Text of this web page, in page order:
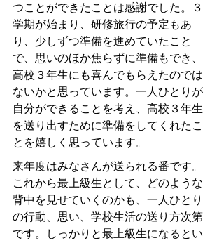
つことができたことは感謝でした。３
学期が始まり、研修旅行の予定もあ
り、少しずつ準備を進めていたこと
で、思いのほか焦らずに準備もでき、
高校３年生にも喜んでもらえたのでは
ないかと思っています。一人ひとりが
自分ができることを考え、高校３年生
を送り出すために準備をしてくれたこ
とを嬉しく思っています。
来年度はみなさんが送られる番です。
これから最上級生として、どのような
背中を見せていくのかも、一人ひとり
の行動、思い、学校生活の送り方次第
です。しっかりと最上級生になるとい